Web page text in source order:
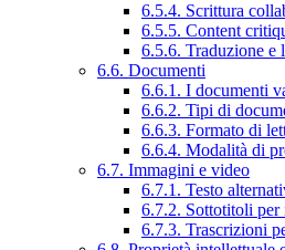
6.5.4. Scrittura
6.5.5. Content
6.5.6. Traduzione e
6.6. Documenti
6.6.1. I documenti
6.6.2. Tipi di
6.6.3. Formato di
6.6.4. Modalità di
6.7. Immagini e video
6.7.1. Testo
6.7.2. Sottotitoli per
6.7.3. Trascrizioni